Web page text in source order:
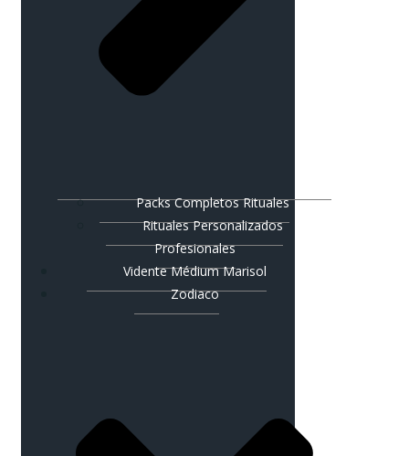
Packs Completos Rituales
Rituales Personalizados
Profesionales
Vidente Médium Marisol
Zodiaco